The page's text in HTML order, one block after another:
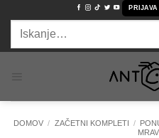
vsebinoIšči:
DOMOV / ZAČETNI KOMPLETI /